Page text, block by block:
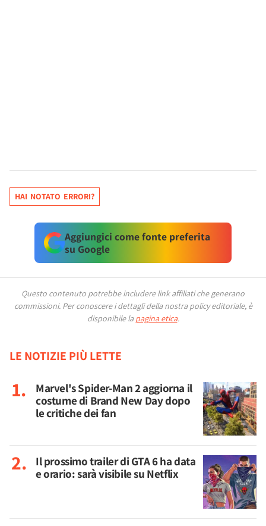
HAI NOTATO ERRORI?
Aggiungici come fonte preferita
su Google
Questo contenuto potrebbe includere link affiliati che generano
commissioni. Per conoscere i dettagli della nostra policy editoriale, è
disponibile la pagina etica.
LE NOTIZIE PIÙ LETTE
Marvel's Spider-Man 2 aggiorna il
costume di Brand New Day dopo
le critiche dei fan
Il prossimo trailer di GTA 6 ha data
e orario: sarà visibile su Netflix